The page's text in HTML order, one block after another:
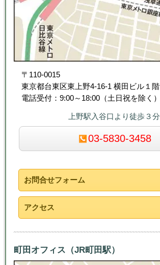
〒110-0015
東京都台東区東上野4-16-1 横田ビル１階
電話受付：9:00～18:00（土日祝を除く）
上野駅入谷口より徒歩３分
03-5830-3458
お問合せフォーム
アクセス
町田オフィス（JR町田駅）